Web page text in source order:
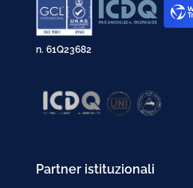
n. 61Q23682
Partner istituzionali